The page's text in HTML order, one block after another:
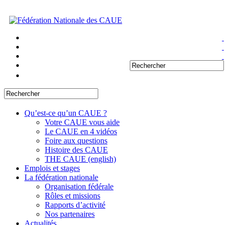
Qu’est-ce qu’un CAUE ?
Votre CAUE vous aide
Le CAUE en 4 vidéos
Foire aux questions
Histoire des CAUE
THE CAUE (english)
Emplois et stages
La fédération nationale
Organisation fédérale
Rôles et missions
Rapports d’activité
Nos partenaires
Actualités